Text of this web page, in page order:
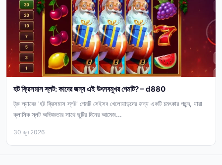
হট ক্রিসমাস স্লট: কাদের জন্য এই উৎসবমুখর গেমটি? – d880
ট্রু ল্যাবের 'হট ক্রিসমাস স্লট' গেমটি সেইসব খেলোয়াড়দের জন্য একটি চমৎকার পছন্দ, যারা
ক্লাসিক স্লট অভিজ্ঞতার সাথে ছুটির দিনের আমেজ...
30 জুন 2026